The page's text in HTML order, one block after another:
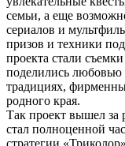
семьи, а еще
сериалов и
призов и техники
проекта стали
поделились любовью
традициях,
родного края.
Так проект вышел за
стал полноценной
стратегии